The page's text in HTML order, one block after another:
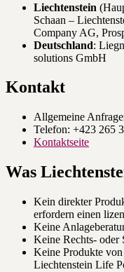
Liechtenstein
Schaan –
Company AG,
Deutschland:
solutions GmbH
Kontakt
Allgemeine
Telefon: +423 265
Kontaktseite
Was
Kein direkter
erfordern einen
Keine
Keine Rechts- oder
Keine Produkte von
Liechtenstein Life